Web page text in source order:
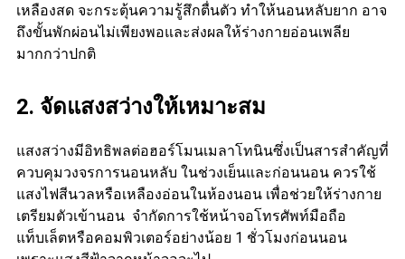
เหลืองสด จะกระตุ้นความรู้สึกตื่นตัว ทำให้นอนหลับยาก อาจ
ถึงขั้นพักผ่อนไม่เพียงพอและส่งผลให้ร่างกายอ่อนเพลีย
มากกว่าปกติ
2. จัดแสงสว่างให้เหมาะสม
แสงสว่างมีอิทธิพลต่อฮอร์โมนเมลาโทนินซึ่งเป็นสารสำคัญที่
ควบคุมวงจรการนอนหลับ ในช่วงเย็นและก่อนนอน ควรใช้
แสงไฟสีนวลหรือเหลืองอ่อนในห้องนอน เพื่อช่วยให้ร่างกาย
เตรียมตัวเข้านอน จำกัดการใช้หน้าจอโทรศัพท์มือถือ
แท็บเล็ตหรือคอมพิวเตอร์อย่างน้อย 1 ชั่วโมงก่อนนอน